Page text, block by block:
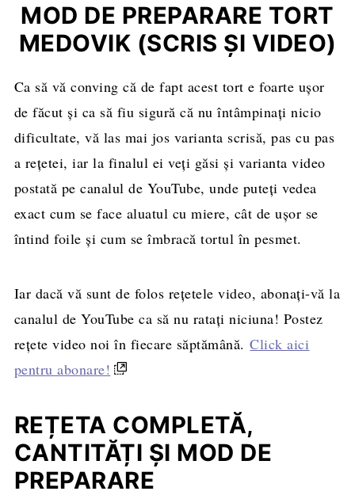
MOD DE PREPARARE TORT
MEDOVIK (SCRIS ȘI VIDEO)
Ca să vă conving că de fapt acest tort e foarte ușor
de făcut și ca să fiu sigură că nu întâmpinați nicio
dificultate, vă las mai jos varianta scrisă, pas cu pas
a rețetei, iar la finalul ei veți găsi și varianta video
postată pe canalul de YouTube, unde puteți vedea
exact cum se face aluatul cu miere, cât de ușor se
întind foile și cum se îmbracă tortul în pesmet.
Iar dacă vă sunt de folos rețetele video, abonați-vă la
canalul de YouTube ca să nu ratați niciuna! Postez
rețete video noi în fiecare săptămână.Click aici
pentru abonare!
REȚETA COMPLETĂ,
CANTITĂȚI ȘI MOD DE
PREPARARE